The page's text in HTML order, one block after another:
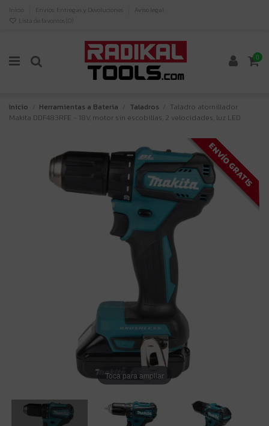
Inicio Envíos, Entregas y Devoluciones
Aviso legal
Lista de favoritos ( 0)
0
Inicio Herramientas a Bateria Taladros
Taladro atornillador
Makita DDF483RFE - 18V, motor sin escobillas, 2 velocidades, luz LED
ENVÍO GRATIS
Toca para ampliar